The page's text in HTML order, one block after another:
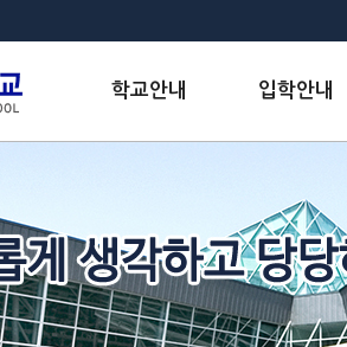
학교안내 입학안내